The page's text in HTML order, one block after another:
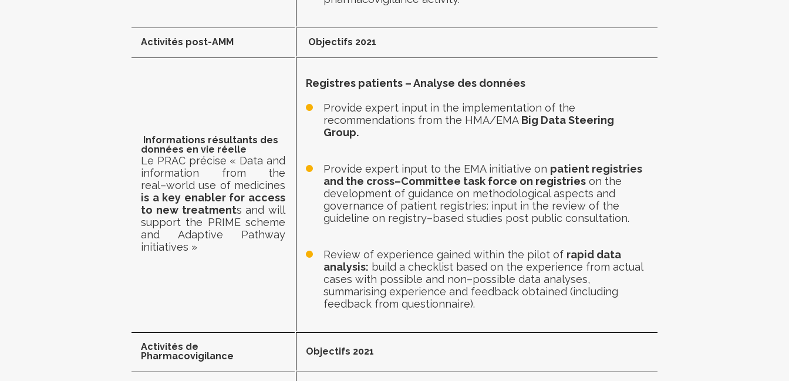
Activités post-AMM Objectifs 2021
Informations résultants des
données en vie réelle
Le PRAC précise « Data and
information from the
real–world use of medicines
is a key enabler for access
to new treatments and will
support the PRIME scheme
and Adaptive Pathway
initiatives »
Registres patients – Analyse des données
Provide expert input in the implementation of the
recommendations from the HMA/EMA Big DataSteering
Group.
Provide expert input to the EMA initiative on patient registries
and the cross–Committee task force on registries on the
development of guidance on methodological aspects and
governance of patient registries: input in the review of the
guideline on registry–based studies post public consultation.
Review of experience gained within the pilot of rapid data
analysis: build a checklist based on the experience from actual
cases with possible and non–possible data analyses,
summarising experience and feedback obtained (including
feedback from questionnaire).
Activités de
Pharmacovigilance
Objectifs 2021